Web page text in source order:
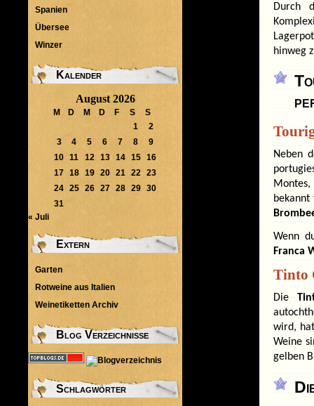
Durch
hinweg
Neben
Wenn
Franca
Tinto
Die
wird,
Weine
gelben
Spanien
Übersee
Winzer
Kalender
August 2026
M D M D F S
S
1
2
3
4 5 6 7 8
9
10 11 12 13 14 15
16
17 18 19 20 21 22
23
24 25 26 27 28 29
30
31
« Juli
Extern
Garten
Rotweine aus Italien
Weinetiketten Archiv
Blog Verzeichnisse
Schlagwörter